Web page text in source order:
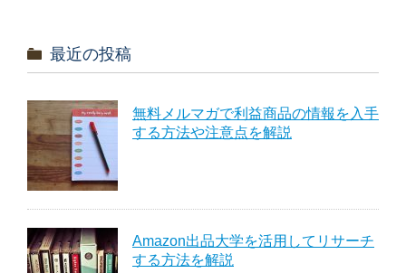
最近の投稿
無料メルマガで利益商品の情報を入手
する方法や注意点を解説
Amazon出品大学を活用してリサーチ
する方法を解説